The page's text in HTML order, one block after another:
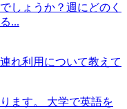
しょうか？週にどのく
...
れ利用について教えて
ます。 大学で英語を